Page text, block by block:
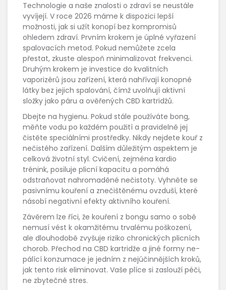
Technologie a naše znalosti o zdraví se neustále
vyvíjejí. V roce 2026 máme k dispozici lepší
možnosti, jak si užít konopí bez kompromisů
ohledem zdraví. Prvním krokem je úplné vyřazení
spalovacích metod. Pokud nemůžete zcela
přestat, zkuste alespoň minimalizovat frekvenci.
Druhým krokem je investice do kvalitních
vaporizérů jsou zařízení, která nahřívají konopné
látky bez jejich spalování, čímž uvolňují aktivní
složky jako páru a ověřených CBD kartridžů.
Dbejte na hygienu. Pokud stále používáte bong,
měňte vodu po každém použití a pravidelně jej
čistěte speciálními prostředky. Nikdy nejdete kouř z
nečistého zařízení. Dalším důležitým aspektem je
celková životní styl. Cvičení, zejména kardio
trénink, posiluje plicní kapacitu a pomáhá
odstraňovat nahromaděné nečistoty. Vyhněte se
pasivnímu kouření a znečištěnému ovzduší, které
násobí negativní efekty aktivního kouření.
Závěrem lze říci, že kouření z bongu samo o sobě
nemusí vést k okamžitému trvalému poškození,
ale dlouhodobě zvyšuje riziko chronických plicních
chorob. Přechod na CBD kartridže a jiné formy ne-
pálící konzumace je jedním z nejúčinnějších kroků,
jak tento risk eliminovat. Vaše plíce si zaslouží péči,
ne zbytečné stres.